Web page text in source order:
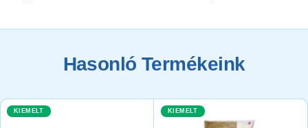
Hasonló Termékeink
KIEMELT KIEMELT